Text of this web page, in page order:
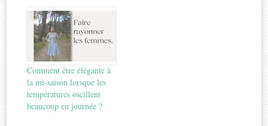
Comment être élégante à
la mi-saison lorsque les
températures oscillent
beaucoup en journée ?